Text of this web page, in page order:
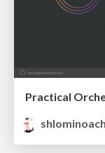
Practical
shlominoach